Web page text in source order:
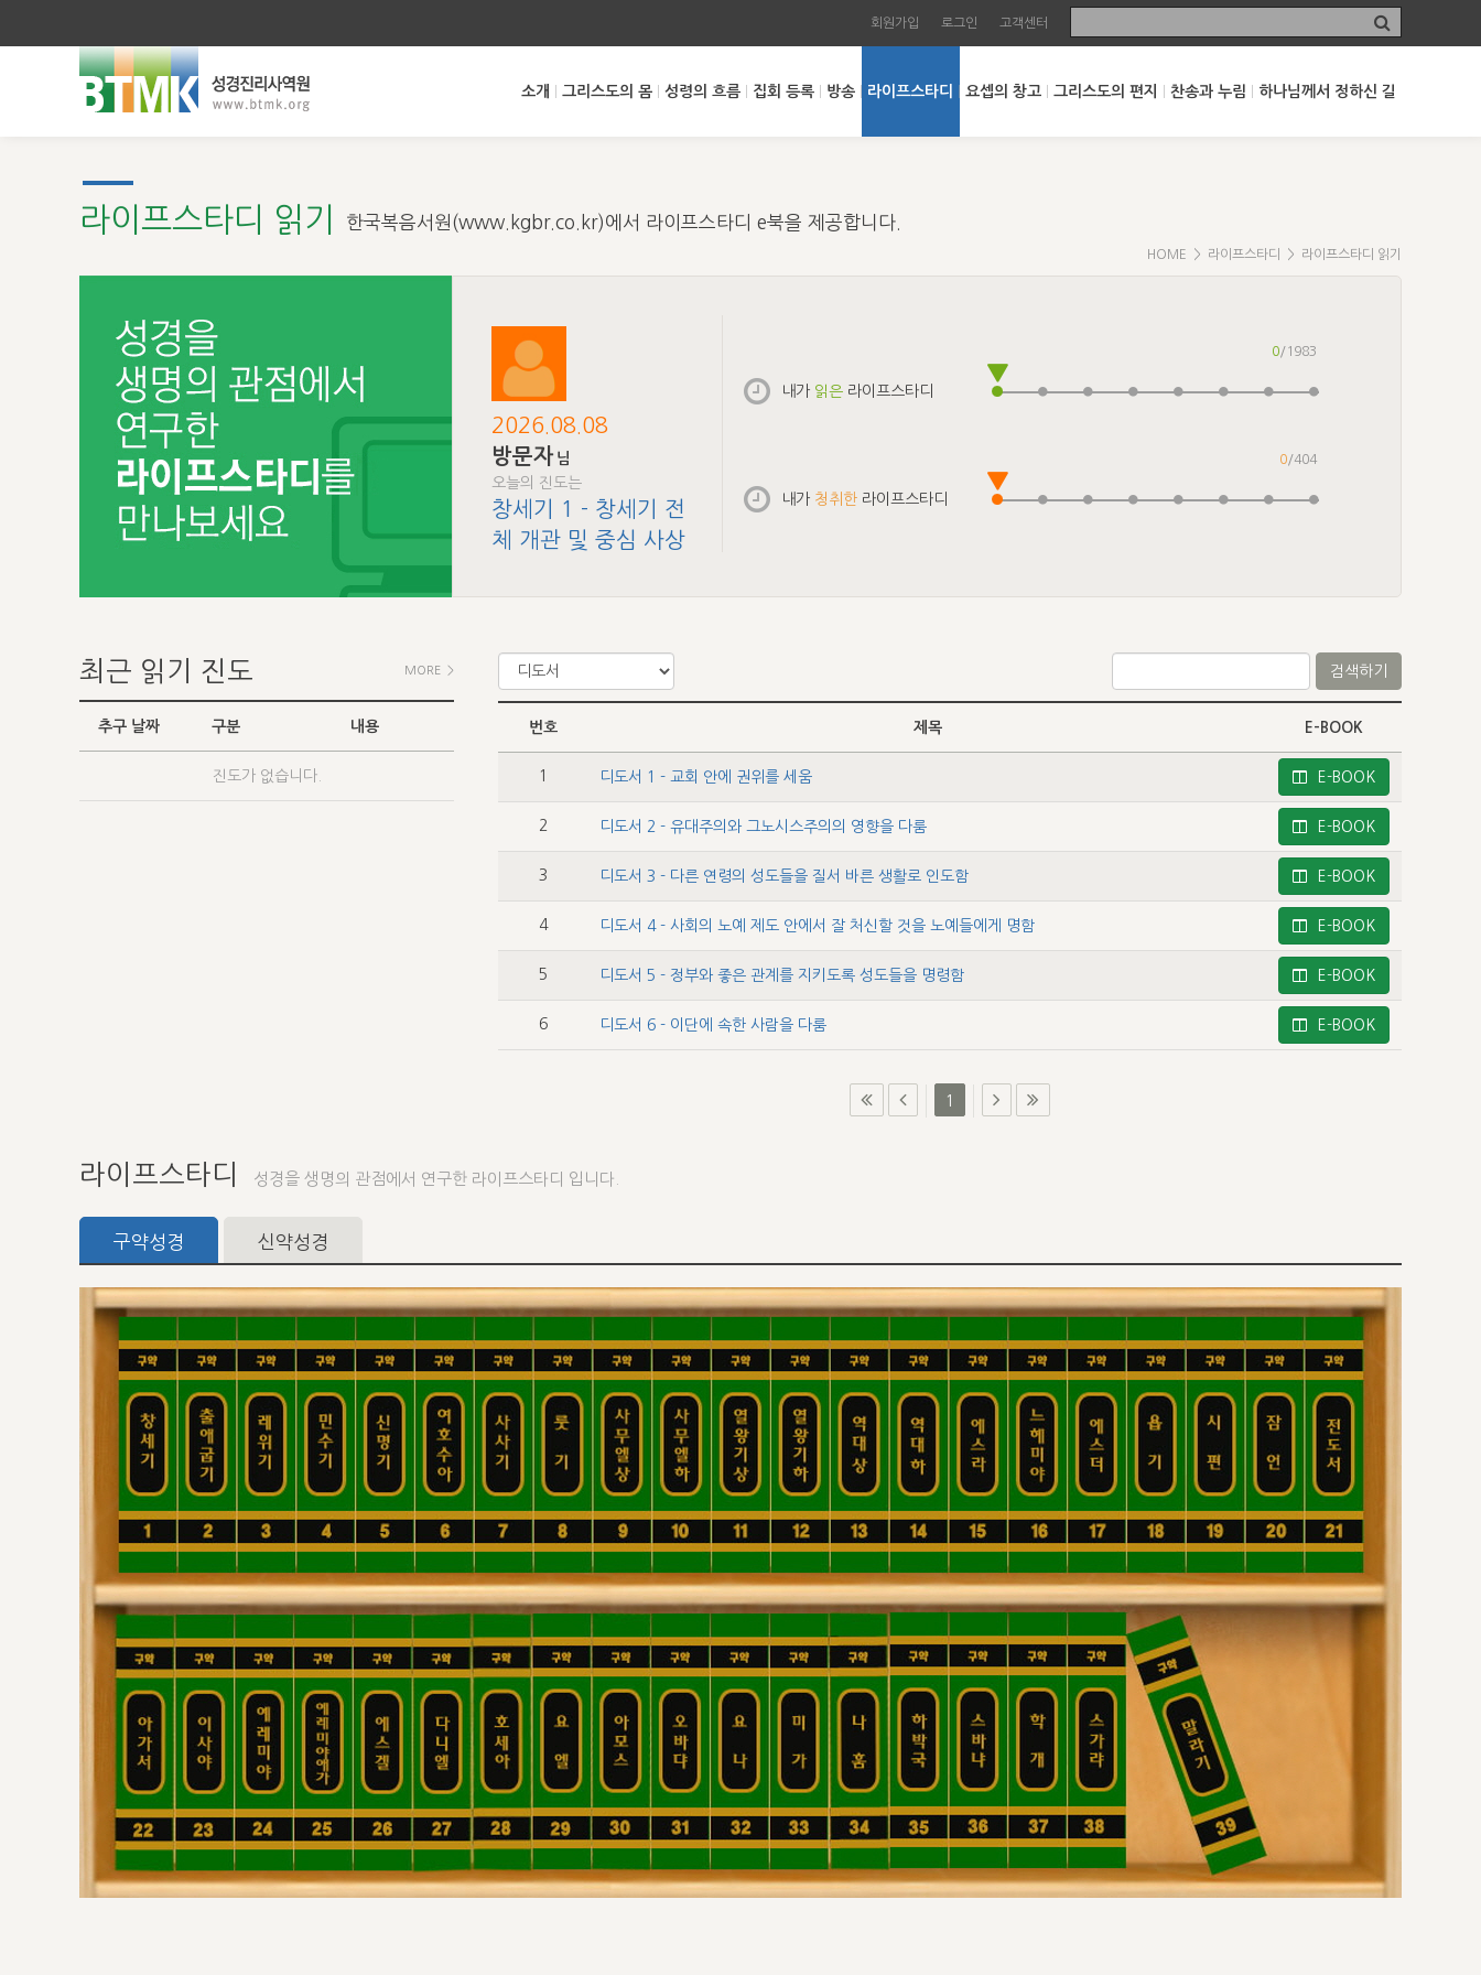
회원가입 로그인 고객센터
소개 그리스도의 몸 성령의 흐름 집회 등록 방송 라이프스타디 요셉의 창고 그리스도의 편지 찬송과 누림 하나님께서 정하신 길
라이프스타디 읽기 한국복음서원(www.kgbr.co.kr)에서 라이프스타디 e북을 제공합니다.
HOME > 라이프스타디 > 라이프스타디 읽기
2026.08.08
방문자 님
오늘의 진도는
창세기 1 - 창세기 전
체 개관 및 중심 사상
내가 읽은 라이프스타디
0/1983
내가 청취한 라이프스타디
0/404
최근 읽기 진도 MORE >
추구 날짜 구분 내용
진도가 없습니다.
검색하기
번호 제목 E-BOOK
1 디도서 1 - 교회 안에 권위를 세움 E-BOOK
2 디도서 2 - 유대주의와 그노시스주의의 영향을 다룸 E-BOOK
3 디도서 3 - 다른 연령의 성도들을 질서 바른 생활로 인도함 E-BOOK
4 디도서 4 - 사회의 노예 제도 안에서 잘 처신할 것을 노예들에게 명함 E-BOOK
5 디도서 5 - 정부와 좋은 관계를 지키도록 성도들을 명령함 E-BOOK
6 디도서 6 - 이단에 속한 사람을 다룸 E-BOOK
1
라이프스타디 성경을 생명의 관점에서 연구한 라이프스타디 입니다.
구약성경 신약성경